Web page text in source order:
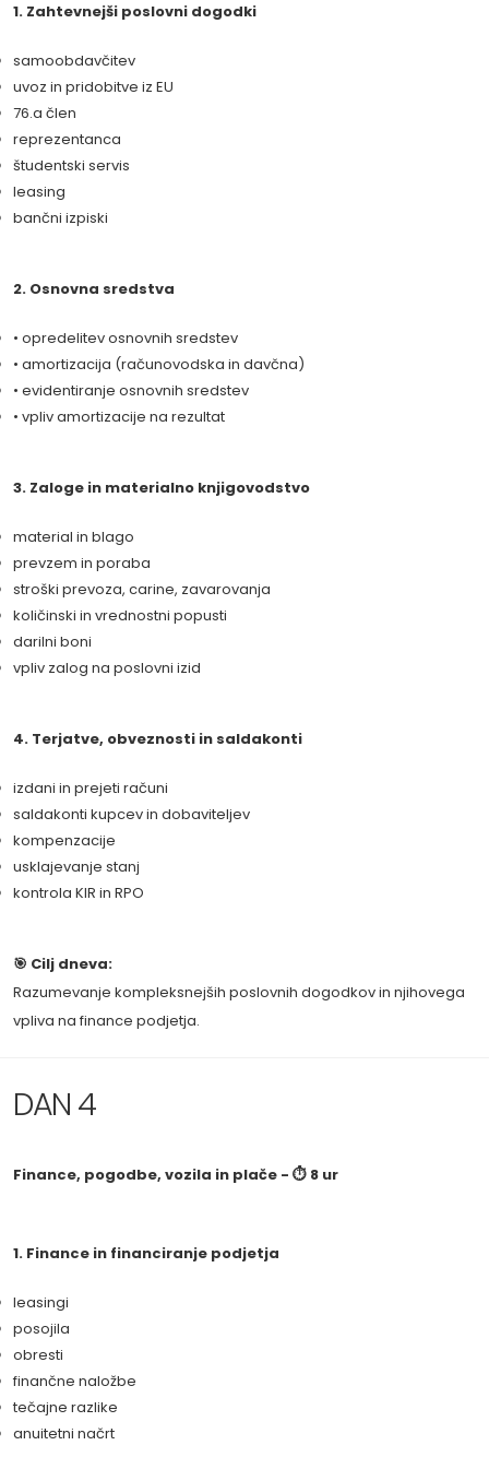
1. Zahtevnejši poslovni dogodki
samoobdavčitev
uvoz in pridobitve iz EU
76.a člen
reprezentanca
študentski servis
leasing
bančni izpiski
2. Osnovna sredstva
• opredelitev osnovnih sredstev
• amortizacija (računovodska in davčna)
• evidentiranje osnovnih sredstev
• vpliv amortizacije na rezultat
3. Zaloge in materialno knjigovodstvo
material in blago
prevzem in poraba
stroški prevoza, carine, zavarovanja
količinski in vrednostni popusti
darilni boni
vpliv zalog na poslovni izid
4. Terjatve, obveznosti in saldakonti
izdani in prejeti računi
saldakonti kupcev in dobaviteljev
kompenzacije
usklajevanje stanj
kontrola KIR in RPO
🎯 Cilj dneva:
Razumevanje kompleksnejših poslovnih dogodkov in njihovega
vpliva na finance podjetja.
DAN 4
Finance, pogodbe, vozila in plače - ⏱ 8 ur
1. Finance in financiranje podjetja
leasingi
posojila
obresti
finančne naložbe
tečajne razlike
anuitetni načrt